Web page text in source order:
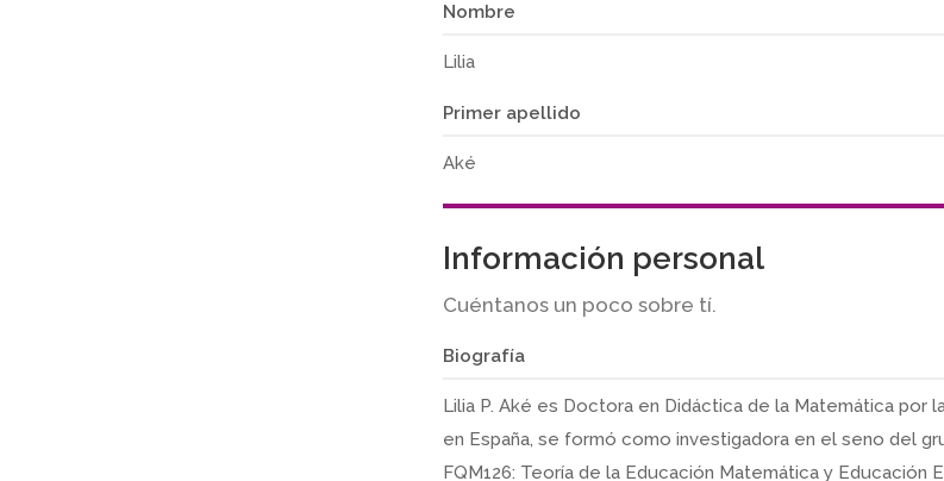
Nombre
Lilia
Primer apellido
Aké
Información personal
Cuéntanos un poco sobre tí.
Biografía
Lilia P. Aké es Doctora en Didáctica de la Matemática por
en España, se formó como investigadora en el seno del
FQM126: Teoría de la Educación Matemática y Educación